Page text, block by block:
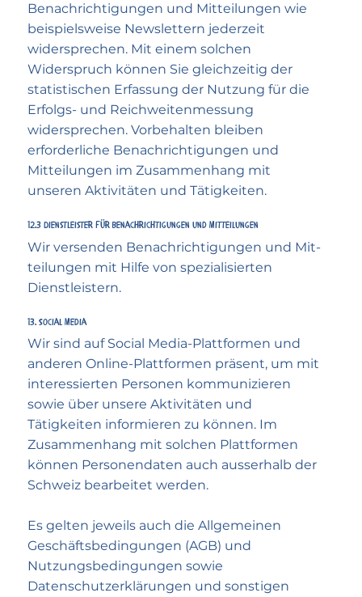
Benachrichtigungen und Mitteilungen wie
beispielsweise Newslettern jederzeit
widersprechen. Mit einem solchen
Widerspruch können Sie gleichzeitig der
statistischen Erfassung der Nutzung für die
Erfolgs- und Reichweitenmessung
widersprechen. Vorbehalten bleiben
erforderliche Benachrichtigungen und
Mitteilungen im Zusammenhang mit
unseren Aktivitäten und Tätigkeiten.
12.3 Dienst­leister für Benach­richti­gungen und Mit­teilungen
Wir versenden Benach­richti­gungen und Mit­
teilungen mit Hilfe von spezialisierten
Dienst­leistern.
13. Social Media
Wir sind auf Social Media-Plattformen und
anderen Online-Plattformen präsent, um mit
interessierten Personen kommunizieren
sowie über unsere Aktivitäten und
Tätigkeiten informieren zu können. Im
Zusammenhang mit solchen Plattformen
können Personendaten auch ausserhalb der
Schweiz bearbeitet werden.
Es gelten jeweils auch die Allgemeinen
Geschäftsbedingungen (AGB) und
Nutzungsbedingungen sowie
Datenschutzerklärungen und sonstigen